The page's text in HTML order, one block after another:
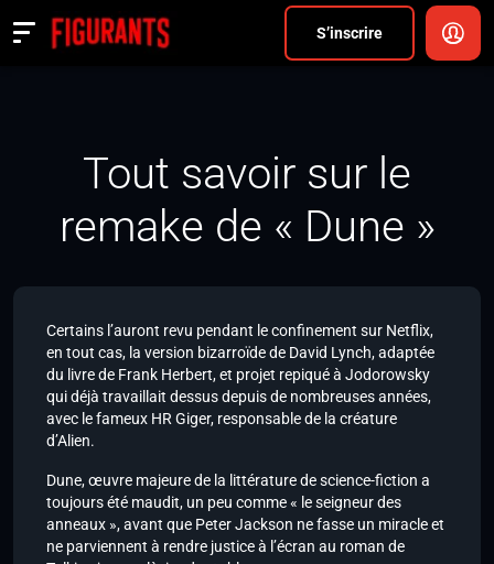
S’inscrire
Actualités
ANNONCER
Tout savoir sur le
remake de « Dune »
Certains l’auront revu pendant le confinement sur Netflix,
en tout cas, la version bizarroïde de David Lynch, adaptée
du livre de Frank Herbert, et projet repiqué à Jodorowsky
qui déjà travaillait dessus depuis de nombreuses années,
avec le fameux HR Giger, responsable de la créature
d’Alien.
Dune, œuvre majeure de la littérature de science-fiction a
toujours été maudit, un peu comme « le seigneur des
anneaux », avant que Peter Jackson ne fasse un miracle et
ne parviennent à rendre justice à l’écran au roman de